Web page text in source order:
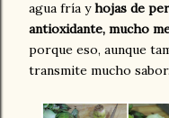
agua fría yhojas de
antioxidante, mucho
porque eso, aunque
transmite mucho sabor.